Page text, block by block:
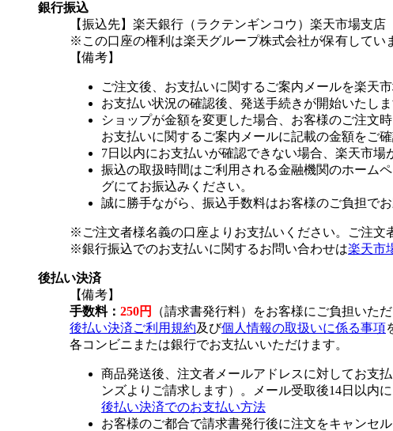
銀行振込
【振込先】楽天銀行（ラクテンギンコウ）楽天市場支
※この口座の権利は楽天グループ株式会社が保有してい
【備考】
ご注文後、お支払いに関するご案内メールを楽天
お支払い状況の確認後、発送手続きが開始いたしま
ショップが金額を変更した場合、お客様のご注文
お支払いに関するご案内メールに記載の金額をご
7日以内にお支払いが確認できない場合、楽天市場
振込の取扱時間はご利用される金融機関のホーム
グにてお振込みください。
誠に勝手ながら、振込手数料はお客様のご負担でお
※ご注文者様名義の口座よりお支払いください。ご注文
※銀行振込でのお支払いに関するお問い合わせは楽天市
後払い決済
【備考】
手数料： 250円
（請求書発行料）をお客様にご負担いただ
後払い決済ご利用規約及び個人情報の取扱いに係る事項
各コンビニまたは銀行でお支払いいただけます。
商品発送後、注文者メールアドレスに対してお支
ンズよりご請求します）。メール受取後14日以内に
後払い決済でのお支払い方法
お客様のご都合で請求書発行後に注文をキャンセ